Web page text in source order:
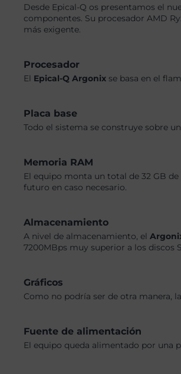
Desde Epical-Q os presentamos el
componentes. Su procesador AMD
más exigente.
Procesador
El Epical-Q Argonix se basa en el
Placa base
Todo el sistema se construye sobre
Memoria RAM
El equipo monta un total de 32 GB
futuro en caso necesario.
Almacenamiento
A nivel de almacenamiento, el
7200MBps muy superior a los discos
Gráficos
Como no podría ser de otra manera,
Fuente de alimentación
El equipo queda alimentado por una